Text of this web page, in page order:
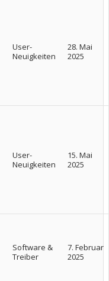
User-
Neuigkeiten
28. Mai
2025
User-
Neuigkeiten
15. Mai
2025
Software &
Treiber
7. Februar
2025